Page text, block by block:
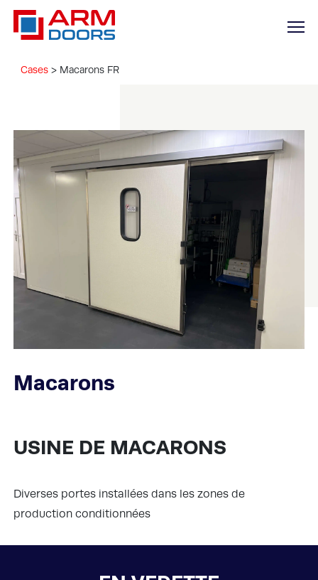
Cases > Macarons FR
Macarons
USINE DE MACARONS
Diverses portes installées dans les zones de
production conditionnées